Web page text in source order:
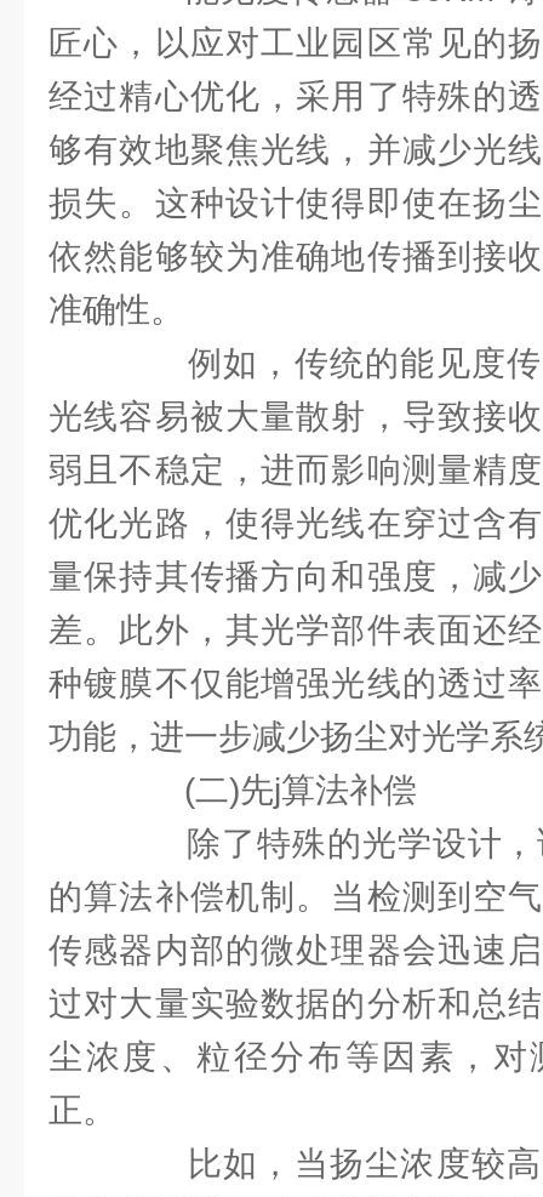
匠心，以应对工业园区常见的
经过精心优化，采用了特殊的
够有效地聚焦光线，并减少光
损失。这种设计使得即使在扬
依然能够较为准确地传播到接
准确性。
例如，传统的能见度传
光线容易被大量散射，导致接
弱且不稳定，进而影响测量精
优化光路，使得光线在穿过含
量保持其传播方向和强度，减
差。此外，其光学部件表面还
种镀膜不仅能增强光线的透过
功能，进一步减少扬尘对光学系
(二)先j算法补偿
除了特殊的光学设计，
的算法补偿机制。当检测到空
传感器内部的微处理器会迅速
过对大量实验数据的分析和总
尘浓度、粒径分布等因素，对
正。
比如，当扬尘浓度较高